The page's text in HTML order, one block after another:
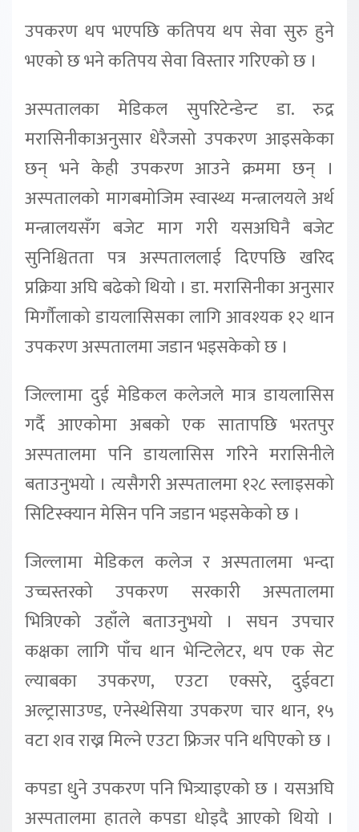
उपकरण थप भएपछि कतिपय थप सेवा सुरु हुने
भएको छ भने कतिपय सेवा विस्तार गरिएको छ ।
अस्पतालका मेडिकल सुपरिटेन्डेन्ट डा. रुद्र
मरासिनीकाअनुसार धेरैजसो उपकरण आइसकेका
छन् भने केही उपकरण आउने क्रममा छन् ।
अस्पतालको मागबमोजिम स्वास्थ्य मन्त्रालयले अर्थ
मन्त्रालयसँग बजेट माग गरी यसअघिनै बजेट
सुनिश्चितता पत्र अस्पताललाई दिएपछि खरिद
प्रक्रिया अघि बढेको थियो । डा. मरासिनीका अनुसार
मिर्गौलाको डायलासिसका लागि आवश्यक १२ थान
उपकरण अस्पतालमा जडान भइसकेको छ ।
जिल्लामा दुई मेडिकल कलेजले मात्र डायलासिस
गर्दै आएकोमा अबको एक सातापछि भरतपुर
अस्पतालमा पनि डायलासिस गरिने मरासिनीले
बताउनुभयो । त्यसैगरी अस्पतालमा १२८ स्लाइसको
सिटिस्क्यान मेसिन पनि जडान भइसकेको छ ।
जिल्लामा मेडिकल कलेज र अस्पतालमा भन्दा
उच्चस्तरको उपकरण सरकारी अस्पतालमा
भित्रिएको उहाँले बताउनुभयो । सघन उपचार
कक्षका लागि पाँच थान भेन्टिलेटर, थप एक सेट
ल्याबका उपकरण, एउटा एक्सरे, दुईवटा
अल्ट्रासाउण्ड, एनेस्थेसिया उपकरण चार थान, १५
वटा शव राख्न मिल्ने एउटा फ्रिजर पनि थपिएको छ ।
कपडा धुने उपकरण पनि भित्र्याइएको छ । यसअघि
अस्पतालमा हातले कपडा धोइदै आएको थियो ।